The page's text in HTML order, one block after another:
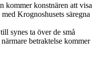
kommer konstnären att visa
Krognoshusets säregna
synes ta över de små
betraktelse kommer